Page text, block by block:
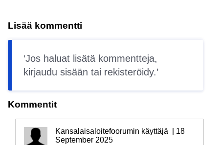
Lisää kommentti
Jos haluat lisätä kommentteja,
kirjaudu sisään tai rekisteröidy.
Kommentit
Kansalaisaloitefoorumin käyttäjä | 18
September 2025